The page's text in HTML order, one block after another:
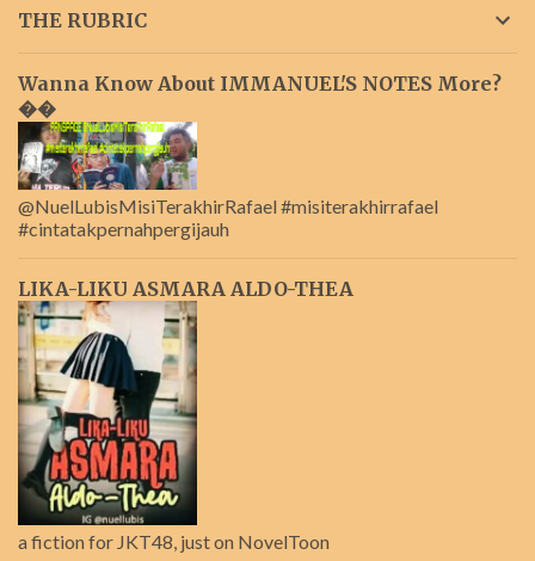
THE RUBRIC
Wanna Know About IMMANUEL'S NOTES More?
��
@NuelLubisMisiTerakhirRafael #misiterakhirrafael
#cintatakpernahpergijauh
LIKA-LIKU ASMARA ALDO-THEA
a fiction for JKT48, just on NovelToon